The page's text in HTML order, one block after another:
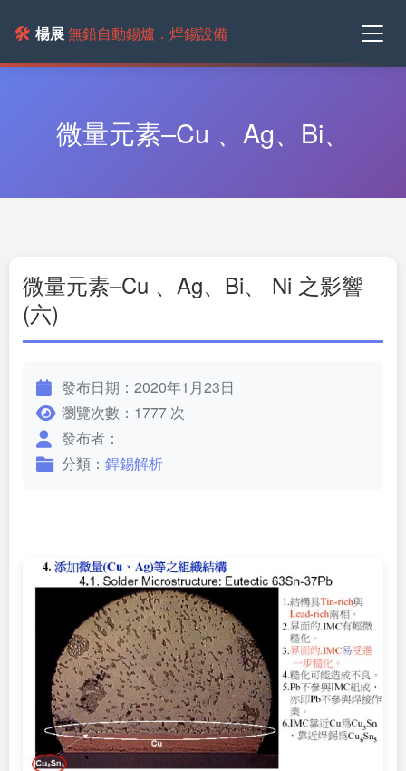
🛠️ 楊展無鉛自動錫爐．焊錫設備
微量元素–Cu 、Ag、Bi、
微量元素–Cu 、Ag、Bi、 Ni 之影響
(六)
發布日期：2020年1月23日
瀏覽次數：1777 次
發布者：
分類： 銲錫解析